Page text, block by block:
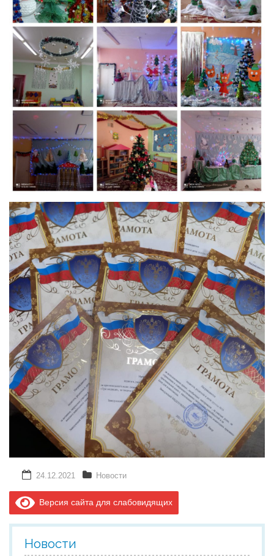
Реализация соц заказа
Напишите нам
24.12.2021 Новости
Версия сайта для слабовидящих
Новости